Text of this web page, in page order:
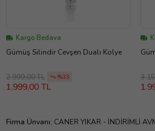
Kargo Bedava
Gümüş Silindir Cevşen Dualı Kolye
2.999,00 TL %33
1.999,00 TL
Firma Ünvanı: CANER YIKAR - İNDİRİMLİ